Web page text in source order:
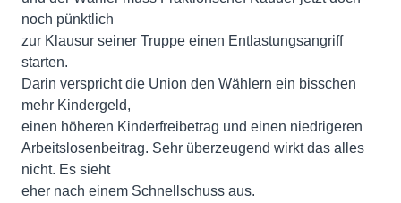
noch pünktlich
zur Klausur seiner Truppe einen Entlastungsangriff
starten.
Darin verspricht die Union den Wählern ein bisschen
mehr Kindergeld,
einen höheren Kinderfreibetrag und einen niedrigeren
Arbeitslosenbeitrag. Sehr überzeugend wirkt das alles
nicht. Es sieht
eher nach einem Schnellschuss aus.